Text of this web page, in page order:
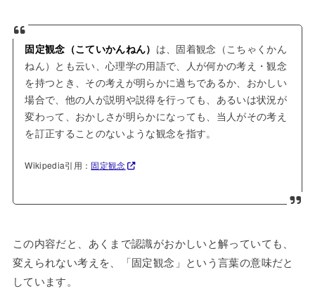
固定観念（こていかんねん） は、固着観念（こちゃくかん
ねん）とも云い、心理学の用語で、人が何かの考え・観念
を持つとき、その考えが明らかに過ちであるか、おかしい
場合で、他の人が説明や説得を行っても、あるいは状況が
変わって、おかしさが明らかになっても、当人がその考え
を訂正することのないような観念を指す。
Wikipedia引用： 固定観念
この内容だと、あくまで認識がおかしいと解っていても、
変えられない考えを、「固定観念」という言葉の意味だと
しています。